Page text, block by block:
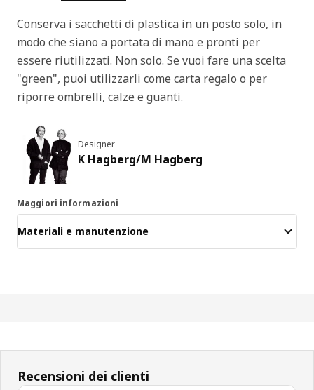
Conserva i sacchetti di plastica in un posto solo, in
modo che siano a portata di mano e pronti per
essere riutilizzati. Non solo. Se vuoi fare una scelta
"green", puoi utilizzarli come carta regalo o per
riporre ombrelli, calze e guanti.
Designer
K Hagberg/M Hagberg
Maggiori informazioni
Materiali e manutenzione
Recensioni dei clienti